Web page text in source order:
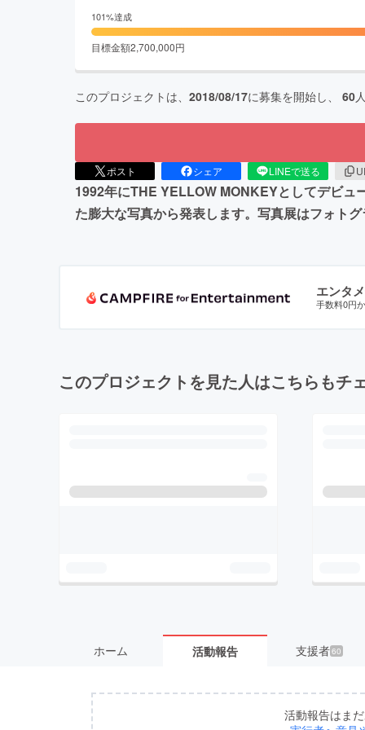
101%達成
目標金額2,700,000円
このプロジェクトは、 2018/08/17に募集を開始し、 60
ポスト シェア LINEで送る
1992年にTHE YELLOW MONKEYとしてデビュ
た膨大な写真から発表します。写真展はフォト
エンタ
手数料0円
このプロジェクトを見た人はこちらもチ
ホーム 活動報告 支援者60
活動報告はまだ